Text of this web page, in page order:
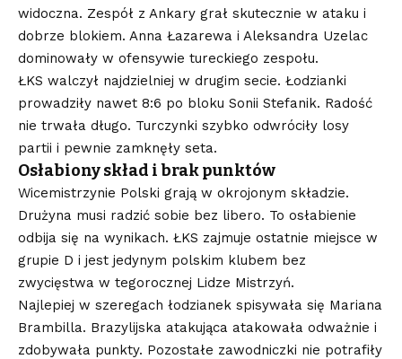
widoczna. Zespół z Ankary grał skutecznie w ataku i
dobrze blokiem. Anna Łazarewa i Aleksandra Uzelac
dominowały w ofensywie tureckiego zespołu.
ŁKS walczył najdzielniej w drugim secie. Łodzianki
prowadziły nawet 8:6 po bloku Sonii Stefanik. Radość
nie trwała długo. Turczynki szybko odwróciły losy
partii i pewnie zamknęły seta.
Osłabiony skład i brak punktów
Wicemistrzynie Polski grają w okrojonym składzie.
Drużyna musi radzić sobie bez libero. To osłabienie
odbija się na wynikach. ŁKS zajmuje ostatnie miejsce w
grupie D i jest jedynym polskim klubem bez
zwycięstwa w tegorocznej Lidze Mistrzyń.
Najlepiej w szeregach łodzianek spisywała się Mariana
Brambilla. Brazylijska atakująca atakowała odważnie i
zdobywała punkty. Pozostałe zawodniczki nie potrafiły